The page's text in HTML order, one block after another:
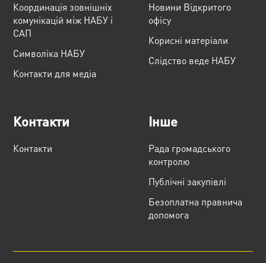
Координація зовнішніх
комунікацій між НАБУ і
САП
Cимволіка НАБУ
Контакти для медіа
Новини Відкритого
офісу
Корисні матеріали
Слідство веде НАБУ
Контакти
Контакти
Інше
Рада громадського
контролю
Публічні закупівлі
Безоплатна правнича
допомога